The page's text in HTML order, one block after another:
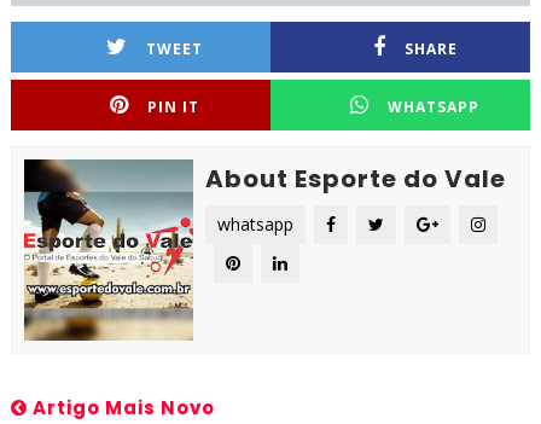
TWEET SHARE
PIN IT WHATSAPP
About Esporte do Vale
whatsapp
Artigo Mais Novo